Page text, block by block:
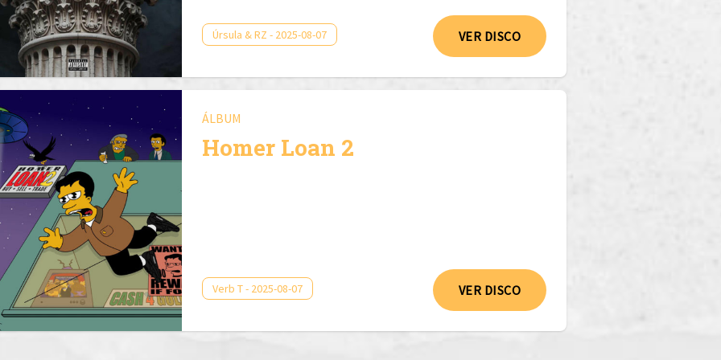
Úrsula & RZ - 2025-08-07 VER DISCO
ÁLBUM
Homer Loan 2
Verb T - 2025-08-07 VER DISCO